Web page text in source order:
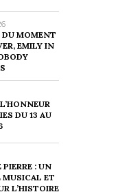
DU MOMENT
EMILY IN
DU 13 AU
: UN
MUSICAL ET
L’HISTOIRE